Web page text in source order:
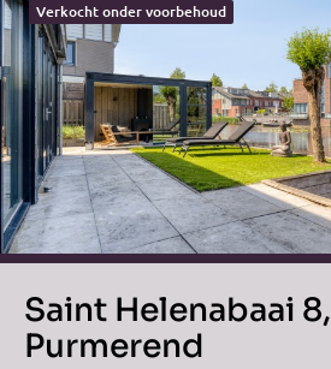
Verkocht onder voorbehoud
Saint Helenabaai 8,
Purmerend